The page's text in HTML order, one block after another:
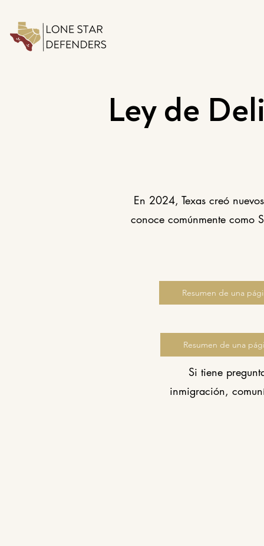
Ley de
En 2024, Texas creó
conoce comúnmente como
Resumen de una
Resumen de una
Si tiene
inmigración,